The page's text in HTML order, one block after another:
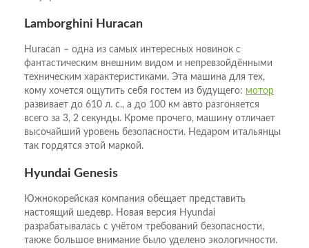
Lamborghini Huracan
Huracan – одна из самых интересных новинок с
фантастическим внешним видом и непревзойдёнными
техническим характеристиками. Эта машина для тех,
кому хочется ощутить себя гостем из будущего: мотор
развивает до 610 л. с., а до 100 км авто разгоняется
всего за 3, 2 секунды. Кроме прочего, машину отличает
высочайший уровень безопасности. Недаром итальянцы
так гордятся этой маркой.
Hyundai Genesis
Южнокорейская компания обещает представить
настоящий шедевр. Новая версия Hyundai
разрабатывалась с учётом требований безопасности,
также большое внимание было уделено экологичности.